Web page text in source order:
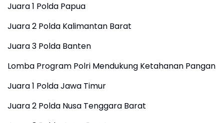
Juara 1 Polda Papua
Juara 2 Polda Kalimantan Barat
Juara 3 Polda Banten
Lomba Program Polri Mendukung Ketahanan Pangan
Juara 1 Polda Jawa Timur
Juara 2 Polda Nusa Tenggara Barat